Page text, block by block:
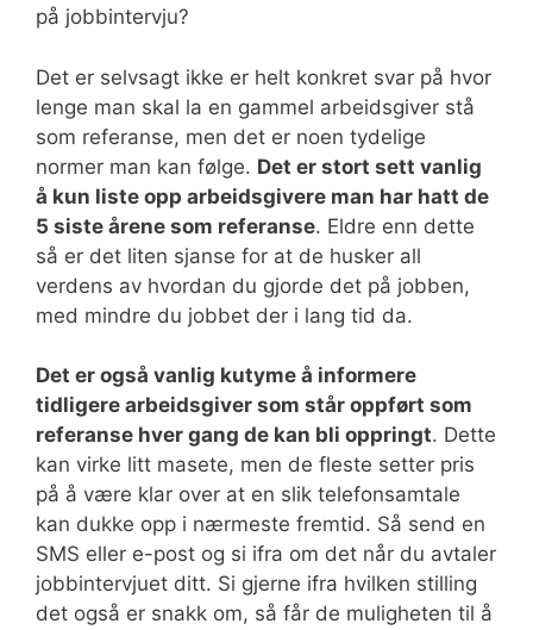
på jobbintervju?
Det er selvsagt ikke er helt konkret svar på hvor
lenge man skal la en gammel arbeidsgiver stå
som referanse, men det er noen tydelige
normer man kan følge. Det er stort sett vanlig
å kun liste opp arbeidsgivere man har hatt de
5 siste årene som referanse. Eldre enn dette
så er det liten sjanse for at de husker all
verdens av hvordan du gjorde det på jobben,
med mindre du jobbet der i lang tid da.
Det er også vanlig kutyme å informere
tidligere arbeidsgiver som står oppført som
referanse hver gang de kan bli oppringt. Dette
kan virke litt masete, men de fleste setter pris
på å være klar over at en slik telefonsamtale
kan dukke opp i nærmeste fremtid. Så send en
SMS eller e-post og si ifra om det når du avtaler
jobbintervjuet ditt. Si gjerne ifra hvilken stilling
det også er snakk om, så får de muligheten til å